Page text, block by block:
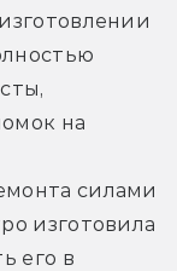
на
силами
изготовила
его в